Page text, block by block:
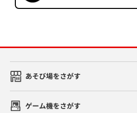
あそび場をさがす
ゲーム機をさがす